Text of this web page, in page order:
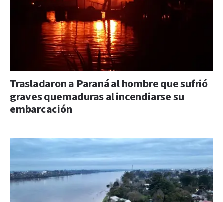
Trasladaron a Paraná al hombre que sufrió
graves quemaduras al incendiarse su
embarcación